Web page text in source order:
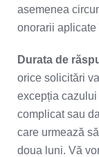
asemenea
onorarii aplicate
Durata de
orice solicitări
excepția
complicat sau
care urmează
doua luni. Vă